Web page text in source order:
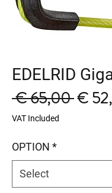
EDELRID
€ 65,00 €
VAT Included
OPTION *